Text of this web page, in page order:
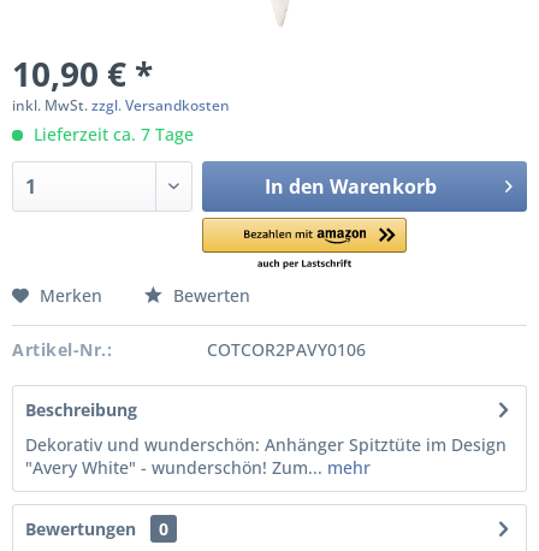
10,90 € *
inkl. MwSt.zzgl. Versandkosten
Lieferzeit ca. 7 Tage
In den Warenkorb
Merken Bewerten
Artikel-Nr.: COTCOR2PAVY0106
Beschreibung
Dekorativ und wunderschön: Anhänger Spitztüte im Design
"Avery White" - wunderschön! Zum... mehr
Bewertungen
0